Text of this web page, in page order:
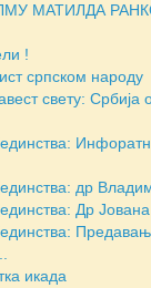
МАТИЛДА
!
српском народу
свету: Србија
др
Др Јована
икада